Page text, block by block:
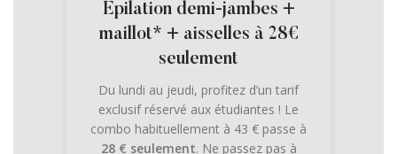
Épilation demi-jambes +
maillot* + aisselles à 28€
seulement
Du lundi au jeudi, profitez d’un tarif
exclusif réservé aux étudiantes ! Le
combo habituellement à 43 € passe à
28 € seulement. Ne passez pas à